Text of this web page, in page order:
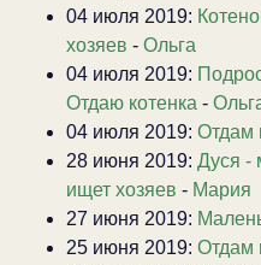
04 июля 2019:
хозяев - Ольга
04 июля 2019:
Отдаю котенка -
04 июля 2019: Отдам
28 июня 2019: Дуся -
ищет хозяев - Мария
27 июня 2019:
25 июня 2019: Отдам